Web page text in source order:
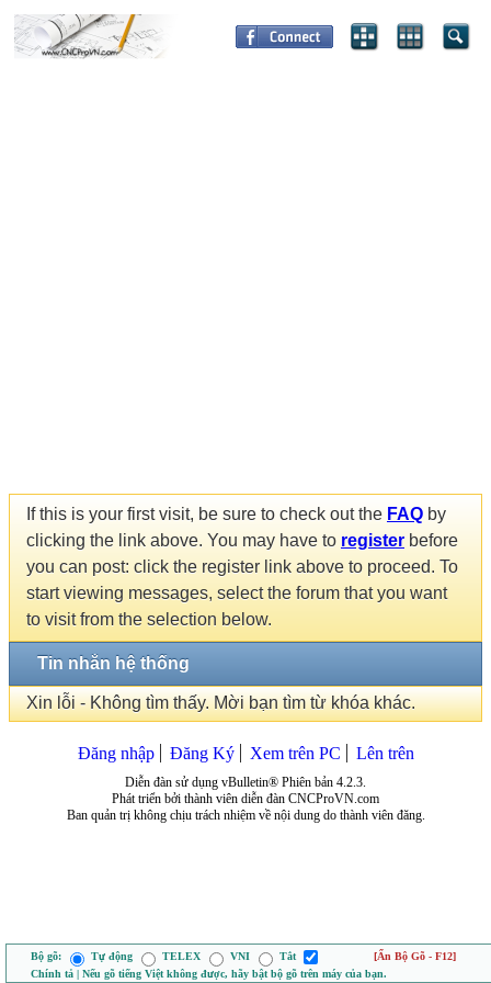
If this is your first visit, be sure to check out the FAQ by
clicking the link above. You may have to register before
you can post: click the register link above to proceed. To
start viewing messages, select the forum that you want
to visit from the selection below.
Tin nhắn hệ thống
Xin lỗi - Không tìm thấy. Mời bạn tìm từ khóa khác.
Đăng nhập Đăng Ký Xem trên PC Lên trên
Diễn đàn sử dụng vBulletin® Phiên bản 4.2.3.
Phát triển bởi thành viên diễn đàn CNCProVN.com
Ban quản trị không chịu trách nhiệm về nội dung do thành viên đăng.
Bộ gõ: Tự động TELEX VNI Tắt
[Ẩn Bộ Gõ - F12]
Chính tả | Nếu gõ tiếng Việt không được, hãy bật bộ gõ trên máy của bạn.